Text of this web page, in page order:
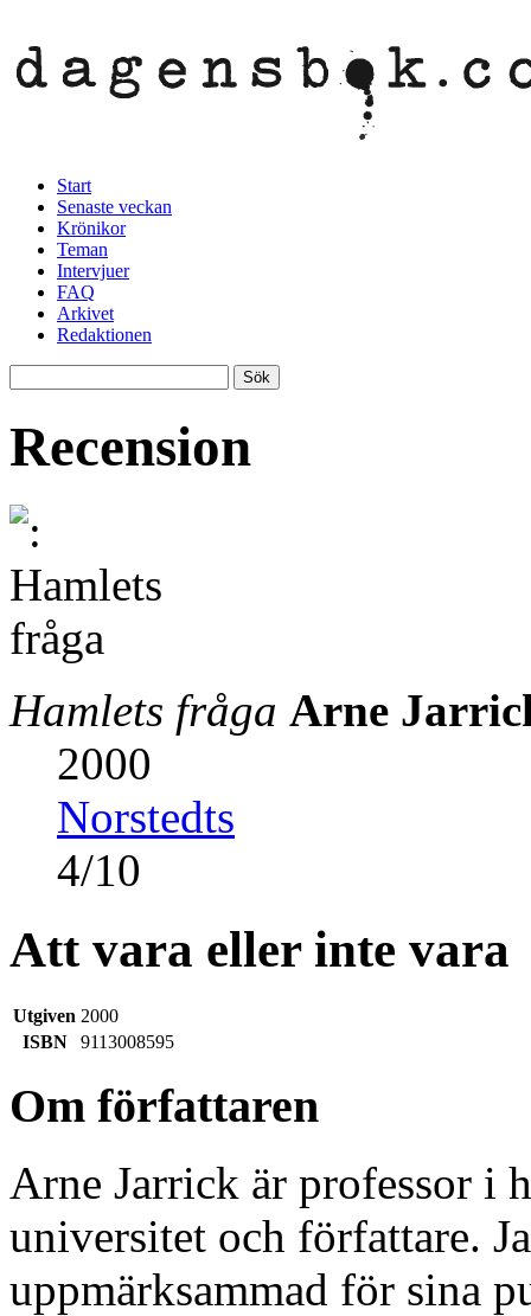
Start
Senaste veckan
Krönikor
Teman
Intervjuer
FAQ
Arkivet
Redaktionen
Recension
Hamlets fråga Arne
2000
Norstedts
4/10
Att vara eller inte vara
Utgiven 2000
ISBN
9113008595
Om författaren
Arne Jarrick är professor i
universitet och författare.
uppmärksammad för sina